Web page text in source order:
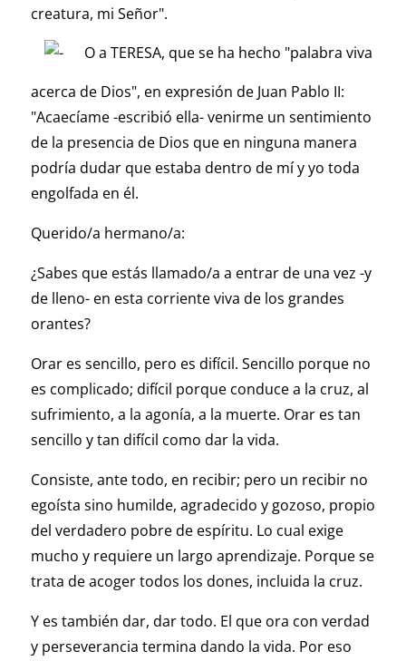
creatura, mi Señor".
O a TERESA, que se ha hecho "palabra viva
acerca de Dios", en expresión de Juan Pablo II:
"Acaecíame -escribió ella- venirme un sentimiento
de la presencia de Dios que en ninguna manera
podría dudar que estaba dentro de mí y yo toda
engolfada en él.
Querido/a hermano/a:
¿Sabes que estás llamado/a a entrar de una vez -y
de lleno- en esta corriente viva de los grandes
orantes?
Orar es sencillo, pero es difícil. Sencillo porque no
es complicado; difícil porque conduce a la cruz, al
sufrimiento, a la agonía, a la muerte. Orar es tan
sencillo y tan difícil como dar la vida.
Consiste, ante todo, en recibir; pero un recibir no
egoísta sino humilde, agradecido y gozoso, propio
del verdadero pobre de espíritu. Lo cual exige
mucho y requiere un largo aprendizaje. Porque se
trata de acoger todos los dones, incluida la cruz.
Y es también dar, dar todo. El que ora con verdad
y perseverancia termina dando la vida. Por eso